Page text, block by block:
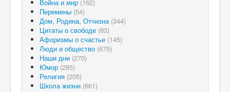
Война и мир (162)
Перемены (54)
Дом, Родина, Отчизна (344)
Цитаты о свободе (83)
Афоризмы о счастье (145)
Люди и общество (675)
Наши дни (270)
Юмор (285)
Религия (205)
Школа жизни (661)